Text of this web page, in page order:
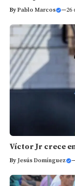
ByPablo Marcos —26
Víctor Jr crece
By Jesús Domínguez